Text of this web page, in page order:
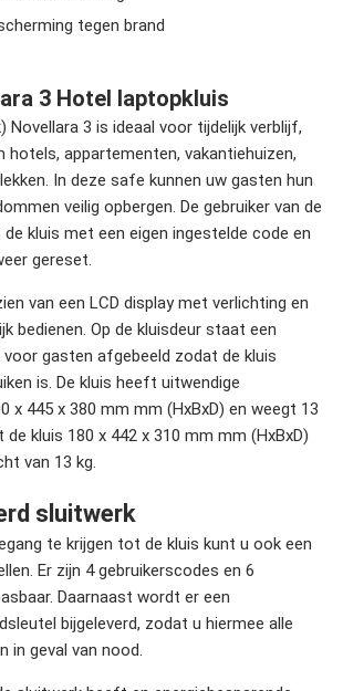
3 Hotel laptopkluis
Novellara 3 is ideaal voor tijdelijk verblijf,
hotels, appartementen, vakantiehuizen,
In deze safe kunnen uw gasten hun
veilig opbergen. De gebruiker van de
kluis met een eigen ingestelde code en
gereset.
van een LCD display met verlichting en
bedienen. Op de kluisdeur staat een
gasten afgebeeld zodat de kluis
is. De kluis heeft uitwendige
x 445 x 380 mm mm (HxBxD) en weegt 13
de kluis 180 x 442 x 310 mm mm (HxBxD)
van 13 kg.
sluitwerk
te krijgen tot de kluis kunt u ook een
Er zijn 4 gebruikerscodes en 6
Daarnaast wordt er een
bijgeleverd, zodat u hiermee alle
in geval van nood.
tegen brand